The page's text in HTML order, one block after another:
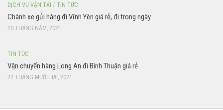
DỊCH VỤ VẬN TẢI / TIN TỨC
Chành xe gửi hàng đi Vĩnh Yên giá rẻ, đi trong ngày
20 THÁNG NĂM, 2021
TIN TỨC
Vận chuyển hàng Long An đi Bình Thuận giá rẻ
22 THÁNG MƯỜI HAI, 2021